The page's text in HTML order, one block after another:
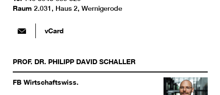
Raum 2.031, Haus 2, Wernigerode
vCard
PROF. DR. PHILIPP DAVID SCHALLER
FB Wirtschaftswiss.